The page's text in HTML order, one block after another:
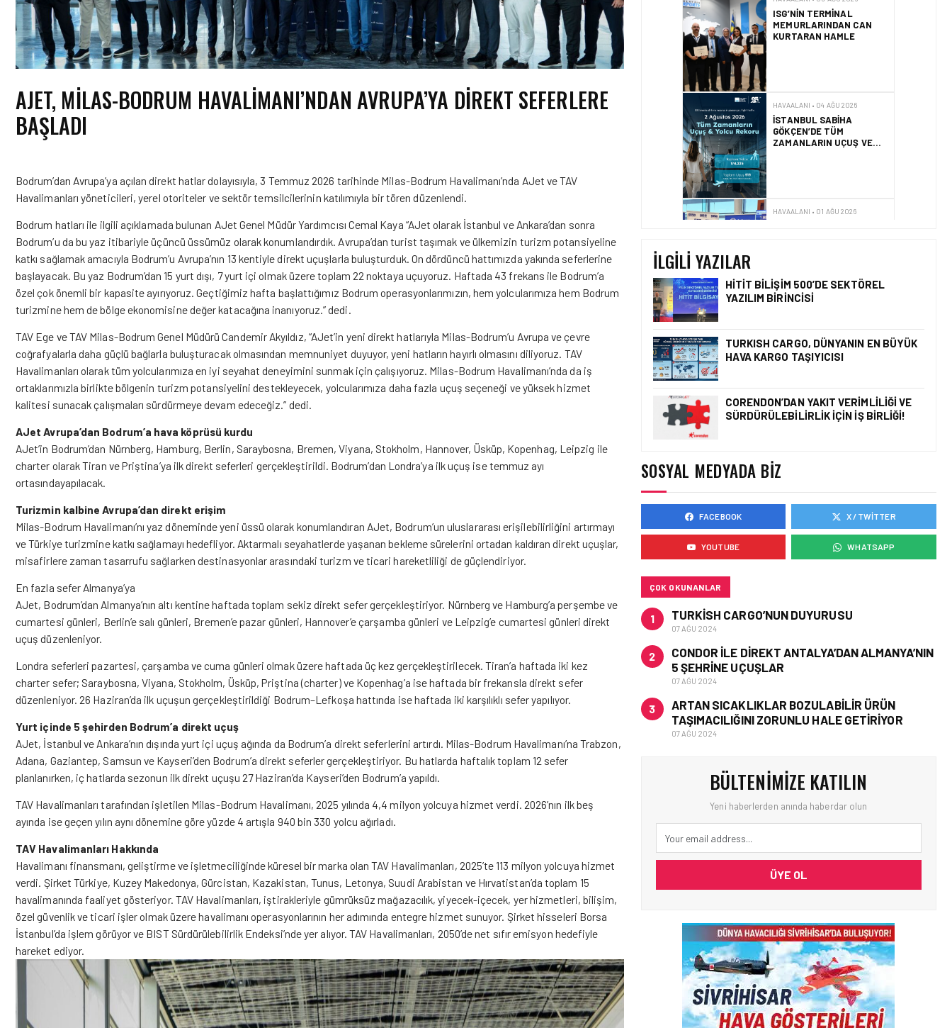
AJET, MILAS-BODRUM HAVALIMANI’NDAN AVRUPA’YA DIREKT SEFERLERE
BAŞLADI
Bodrum’dan Avrupa’ya açılan direkt hatlar dolayısıyla, 3 Temmuz 2026 tarihinde Milas-Bodrum Havalimanı’nda AJet ve TAV
Havalimanları yöneticileri, yerel otoriteler ve sektör temsilcilerinin katılımıyla bir tören düzenlendi.
Bodrum hatları ile ilgili açıklamada bulunan AJet Genel Müdür Yardımcısı Cemal Kaya “AJet olarak İstanbul ve Ankara’dan sonra
Bodrum’u da bu yaz itibariyle üçüncü üssümüz olarak konumlandırdık. Avrupa’dan turist taşımak ve ülkemizin turizm potansiyeline
katkı sağlamak amacıyla Bodrum’u Avrupa’nın 13 kentiyle direkt uçuşlarla buluşturduk. On dördüncü hattımızda yakında seferlerine
başlayacak. Bu yaz Bodrum’dan 15 yurt dışı, 7 yurt içi olmak üzere toplam 22 noktaya uçuyoruz. Haftada 43 frekans ile Bodrum’a
özel çok önemli bir kapasite ayırıyoruz. Geçtiğimiz hafta başlattığımız Bodrum operasyonlarımızın, hem yolcularımıza hem Bodrum
turizmine hem de bölge ekonomisine değer katacağına inanıyoruz.” dedi.
TAV Ege ve TAV Milas-Bodrum Genel Müdürü Candemir Akyıldız, “AJet’in yeni direkt hatlarıyla Milas-Bodrum’u Avrupa ve çevre
coğrafyalarla daha güçlü bağlarla buluşturacak olmasından memnuniyet duyuyor, yeni hatların hayırlı olmasını diliyoruz. TAV
Havalimanları olarak tüm yolcularımıza en iyi seyahat deneyimini sunmak için çalışıyoruz. Milas-Bodrum Havalimanı’nda da iş
ortaklarımızla birlikte bölgenin turizm potansiyelini destekleyecek, yolcularımıza daha fazla uçuş seçeneği ve yüksek hizmet
kalitesi sunacak çalışmaları sürdürmeye devam edeceğiz.” dedi.
AJet Avrupa’dan Bodrum’a hava köprüsü kurdu
AJet’in Bodrum’dan Nürnberg, Hamburg, Berlin, Saraybosna, Bremen, Viyana, Stokholm, Hannover, Üsküp, Kopenhag, Leipzig ile
charter olarak Tiran ve Priştina’ya ilk direkt seferleri gerçekleştirildi. Bodrum’dan Londra’ya ilk uçuş ise temmuz ayı
ortasındayapılacak.
Turizmin kalbine Avrupa’dan direkt erişim
Milas-Bodrum Havalimanı’nı yaz döneminde yeni üssü olarak konumlandıran AJet, Bodrum’un uluslararası erişilebilirliğini artırmayı
ve Türkiye turizmine katkı sağlamayı hedefliyor. Aktarmalı seyahatlerde yaşanan bekleme sürelerini ortadan kaldıran direkt uçuşlar,
misafirlere zaman tasarrufu sağlarken destinasyonlar arasındaki turizm ve ticari hareketliliği de güçlendiriyor.
En fazla sefer Almanya’ya
AJet, Bodrum’dan Almanya’nın altı kentine haftada toplam sekiz direkt sefer gerçekleştiriyor. Nürnberg ve Hamburg’a perşembe ve
cumartesi günleri, Berlin’e salı günleri, Bremen’e pazar günleri, Hannover’e çarşamba günleri ve Leipzig’e cumartesi günleri direkt
uçuş düzenleniyor.
Londra seferleri pazartesi, çarşamba ve cuma günleri olmak üzere haftada üç kez gerçekleştirilecek. Tiran’a haftada iki kez
charter sefer; Saraybosna, Viyana, Stokholm, Üsküp, Priştina (charter) ve Kopenhag’a ise haftada bir frekansla direkt sefer
düzenleniyor. 26 Haziran’da ilk uçuşun gerçekleştirildiği Bodrum–Lefkoşa hattında ise haftada iki karşılıklı sefer yapılıyor.
Yurt içinde 5 şehirden Bodrum’a direkt uçuş
AJet, İstanbul ve Ankara’nın dışında yurt içi uçuş ağında da Bodrum’a direkt seferlerini artırdı. Milas-Bodrum Havalimanı’na Trabzon,
Adana, Gaziantep, Samsun ve Kayseri’den Bodrum’a direkt seferler gerçekleştiriyor. Bu hatlarda haftalık toplam 12 sefer
planlanırken, iç hatlarda sezonun ilk direkt uçuşu 27 Haziran’da Kayseri’den Bodrum’a yapıldı.
TAV Havalimanları tarafından işletilen Milas-Bodrum Havalimanı, 2025 yılında 4,4 milyon yolcuya hizmet verdi. 2026’nın ilk beş
ayında ise geçen yılın aynı dönemine göre yüzde 4 artışla 940 bin 330 yolcu ağırladı.
TAV Havalimanları Hakkında
Havalimanı finansmanı, geliştirme ve işletmeciliğinde küresel bir marka olan TAV Havalimanları, 2025’te 113 milyon yolcuya hizmet
verdi. Şirket Türkiye, Kuzey Makedonya, Gürcistan, Kazakistan, Tunus, Letonya, Suudi Arabistan ve Hırvatistan’da toplam 15
havalimanında faaliyet gösteriyor. TAV Havalimanları, iştirakleriyle gümrüksüz mağazacılık, yiyecek-içecek, yer hizmetleri, bilişim,
özel güvenlik ve ticari işler olmak üzere havalimanı operasyonlarının her adımında entegre hizmet sunuyor. Şirket hisseleri Borsa
İstanbul’da işlem görüyor ve BIST Sürdürülebilirlik Endeksi’nde yer alıyor. TAV Havalimanları, 2050’de net sıfır emisyon hedefiyle
hareket ediyor.
İSTANBUL SABIHA
GÖKÇEN’DE TÜM
ZAMANLARIN UÇUŞ VE
YOLCU REKORU KIRILDI
İZMIR ILE ALMATI
ARASINDA DIREKT
UÇUŞLAR BAŞLADI
YARDIMCISI BEKIR
DINKIRCI’DEN KONTROL
KULESI’NE ZIYARET
HAVAALANI • 05 AĞU 2026
HAVAALANI • 05 AĞU 2026
ISG’NIN TERMINAL
MEMURLARINDAN CAN
KURTARAN HAMLE
İLGILI YAZILAR
HITIT BILIŞIM 500’DE SEKTÖREL
YAZILIM BIRINCISI
TURKISH CARGO, DÜNYANIN EN BÜYÜK
HAVA KARGO TAŞIYICISI
CORENDON’DAN YAKIT VERIMLILIĞI VE
SÜRDÜRÜLEBILIRLIK IÇIN İŞ BIRLIĞI!
SOSYAL MEDYADA BIZ
FACEBOOK X / TWITTER
YOUTUBE WHATSAPP
ÇOK OKUNANLAR
1 TURKISH CARGO’NUN DUYURUSU
07 AĞU 2024
2
CONDOR ILE DIREKT ANTALYA’DAN ALMANYA’NIN
5 ŞEHRINE UÇUŞLAR
07 AĞU 2024
3
ARTAN SICAKLIKLAR BOZULABILIR ÜRÜN
TAŞIMACILIĞINI ZORUNLU HALE GETIRIYOR
07 AĞU 2024
BÜLTENIMIZE KATILIN
Yeni haberlerden anında haberdar olun
ÜYE OL